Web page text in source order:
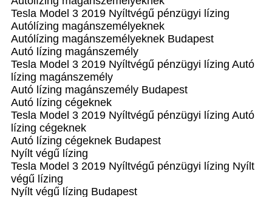
Tesla Model 3 2019 Nyíltvégű pénzügyi lízing
Autólízing magánszemélyeknek
Autólízing magánszemélyeknek Budapest
Autó lízing magánszemély
Tesla Model 3 2019 Nyíltvégű pénzügyi lízing Autó
lízing magánszemély
Autó lízing magánszemély Budapest
Autó lízing cégeknek
Tesla Model 3 2019 Nyíltvégű pénzügyi lízing Autó
lízing cégeknek
Autó lízing cégeknek Budapest
Nyílt végű lízing
Tesla Model 3 2019 Nyíltvégű pénzügyi lízing Nyílt
végű lízing
Nyílt végű lízing Budapest